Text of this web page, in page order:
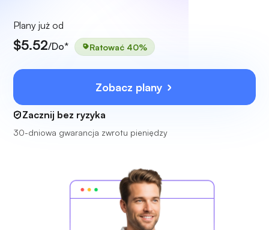
Plany już od
$5.52/Do* Ratować 40%
Zobacz plany
Zacznij bez ryzyka
30-dniowa gwarancja zwrotu pieniędzy